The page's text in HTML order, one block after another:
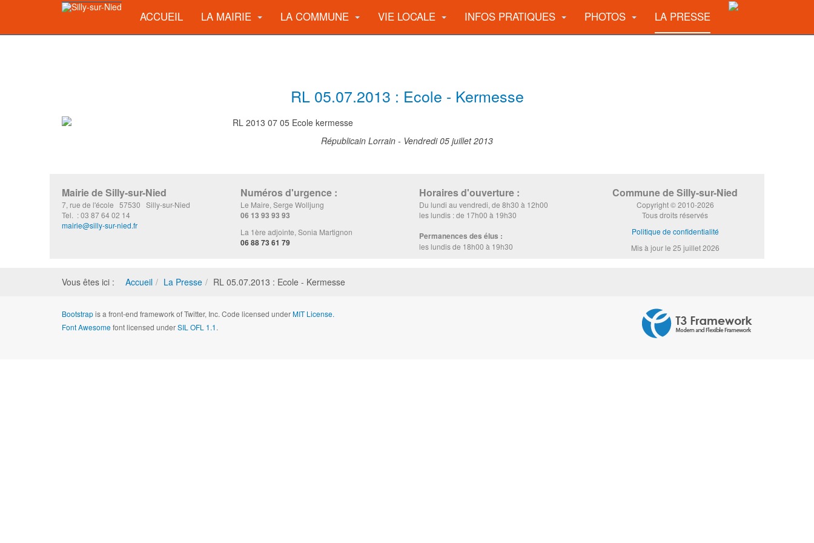
ACCUEIL LA MAIRIE LA COMMUNE VIE LOCALE INFOS PRATIQUES PHOTOS LA PRESSE
RL 05.07.2013 : Ecole - Kermesse
Républicain Lorrain - Vendredi 05 juillet 2013
Mairie de Silly-sur-Nied
7, rue de l'école 57530 Silly-sur-Nied
Tel. : 03 87 64 02 14
mairie@silly-sur-nied.fr
Numéros d'urgence :
Le Maire, Serge Wolljung
06 13 93 93 93
La 1ère adjointe, Sonia Martignon
06 88 73 61 79
Horaires d'ouverture :
Du lundi au vendredi, de 8h30 à 12h00
les lundis : de 17h00 à 19h30
Permanences des élus :
les lundis de 18h00 à 19h30
Commune de Silly-sur-Nied
Copyright © 2010-2026
Tous droits réservés
Politique de confidentialité
Mis à jour le 25 juillet 2026
Vous êtes ici : Accueil La Presse RL 05.07.2013 : Ecole - Kermesse
Bootstrapis a front-end framework of Twitter, Inc. Code licensed underMIT License.
Font Awesomefont licensed underSIL OFL 1.1.